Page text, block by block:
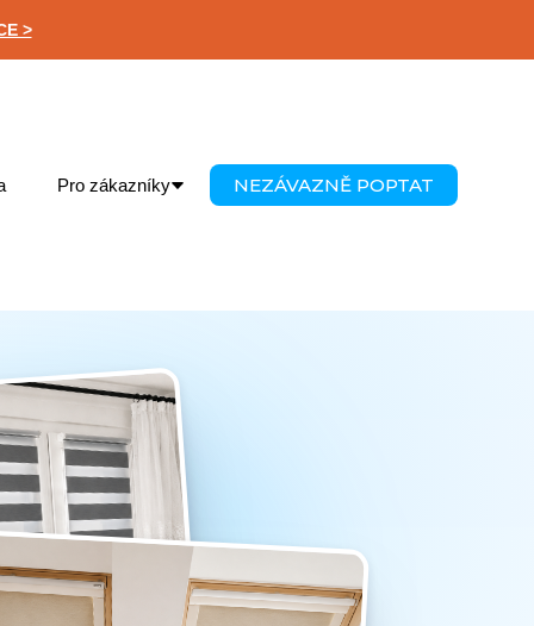
>
Pro zákazníky NEZÁVAZNĚ POPTAT